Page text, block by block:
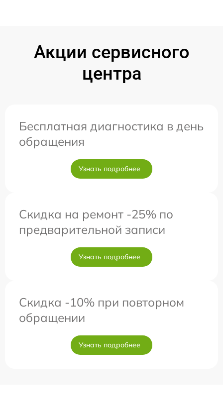
Акции сервисного
центра
Бесплатная диагностика в день
обращения
Узнать подробнее
Скидка на ремонт -25% по
предварительной записи
Узнать подробнее
Скидка -10% при повторном
обращении
Узнать подробнее